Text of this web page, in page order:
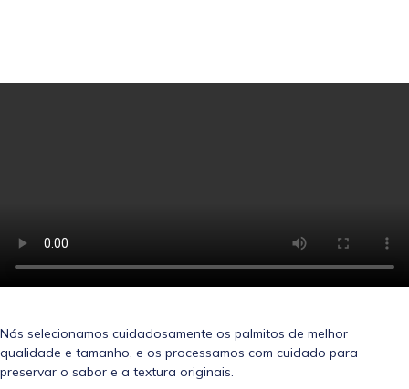
Nós selecionamos cuidadosamente os palmitos de melhor
qualidade e tamanho, e os processamos com cuidado para
preservar o sabor e a textura originais.